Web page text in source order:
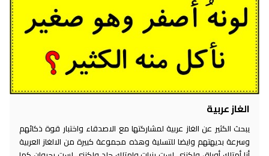
الغاز عربية
يبحث الكثير عن الغاز عربية لمشاركتها مع الاصدقاء واختبار قوة ذكائهم
وسرعة بديهتهم وايضا للتسلية وهذه مجموعة كبيرة من الالغاز العربية